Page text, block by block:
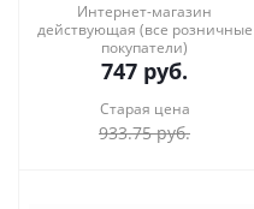
Интернет-магазин
действующая (все розничные
покупатели)
747 руб.
Старая цена
933.75руб.